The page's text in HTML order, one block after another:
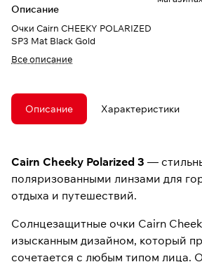
Описание
Очки Cairn CHEEKY POLARIZED
SP3 Mat Black Gold
Все описание
Описание Характеристики
Cairn Cheeky Polarized 3 —
поляризованными линзами для
отдыха и путешествий.
Солнцезащитные очки Cairn
изысканным дизайном, который
сочетается с любым типом лица.